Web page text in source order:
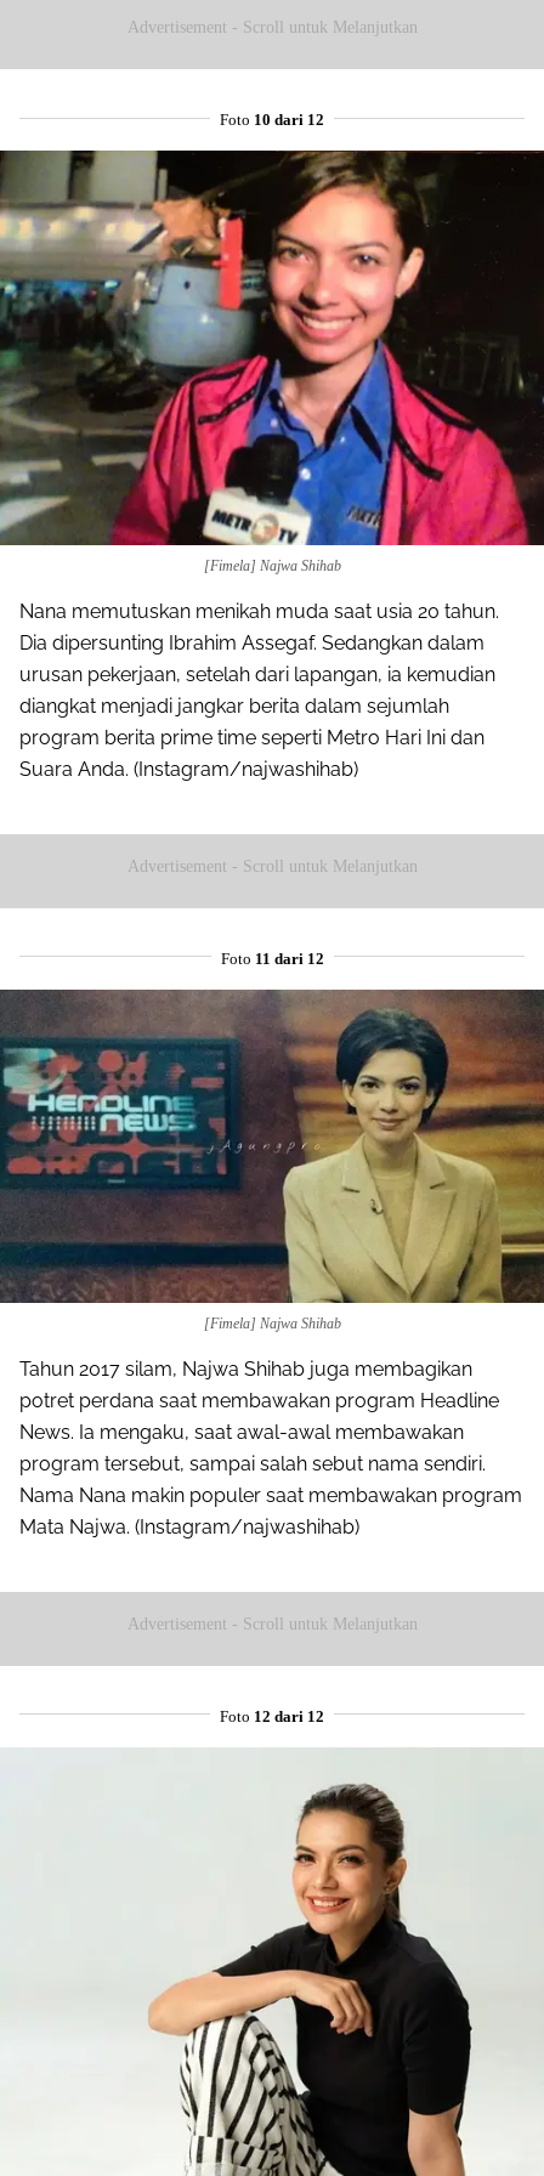
Advertisement - Scroll untuk Melanjutkan
Foto 10 dari 12
[Fimela] Najwa Shihab
Nana memutuskan menikah muda saat usia 20 tahun.
Dia dipersunting Ibrahim Assegaf. Sedangkan dalam
urusan pekerjaan, setelah dari lapangan, ia kemudian
diangkat menjadi jangkar berita dalam sejumlah
program berita prime time seperti Metro Hari Ini dan
Suara Anda. (Instagram/najwashihab)
Advertisement - Scroll untuk Melanjutkan
Foto 11 dari 12
[Fimela] Najwa Shihab
Tahun 2017 silam, Najwa Shihab juga membagikan
potret perdana saat membawakan program Headline
News. Ia mengaku, saat awal-awal membawakan
program tersebut, sampai salah sebut nama sendiri.
Nama Nana makin populer saat membawakan program
Mata Najwa. (Instagram/najwashihab)
Advertisement - Scroll untuk Melanjutkan
Foto 12 dari 12